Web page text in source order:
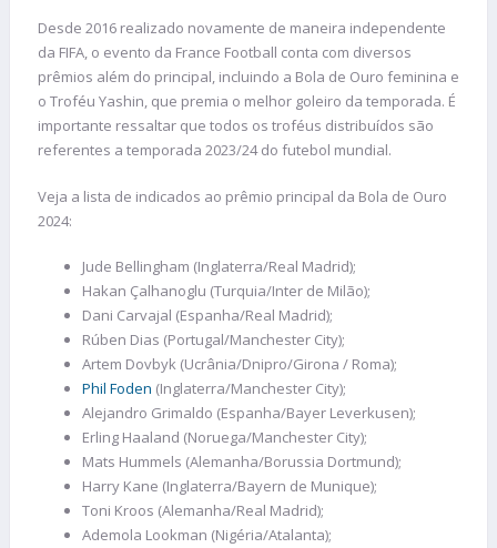
Desde 2016 realizado novamente de maneira independente
da FIFA, o evento da France Football conta com diversos
prêmios além do principal, incluindo a Bola de Ouro feminina e
o Troféu Yashin, que premia o melhor goleiro da temporada. É
importante ressaltar que todos os troféus distribuídos são
referentes a temporada 2023/24 do futebol mundial.
Veja a lista de indicados ao prêmio principal da Bola de Ouro
2024:
Jude Bellingham (Inglaterra/Real Madrid);
Hakan Çalhanoglu (Turquia/Inter de Milão);
Dani Carvajal (Espanha/Real Madrid);
Rúben Dias (Portugal/Manchester City);
Artem Dovbyk (Ucrânia/Dnipro/Girona / Roma);
Phil Foden (Inglaterra/Manchester City);
Alejandro Grimaldo (Espanha/Bayer Leverkusen);
Erling Haaland (Noruega/Manchester City);
Mats Hummels (Alemanha/Borussia Dortmund);
Harry Kane (Inglaterra/Bayern de Munique);
Toni Kroos (Alemanha/Real Madrid);
Ademola Lookman (Nigéria/Atalanta);